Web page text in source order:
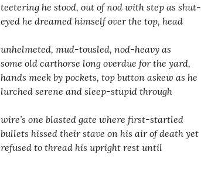
teetering he stood, out of nod with step as shut-
eyed he dreamed himself over the top, head
unhelmeted, mud-tousled, nod-heavy as
some old carthorse long overdue for the yard,
hands meek by pockets, top button askew as he
lurched serene and sleep-stupid through
wire’s one blasted gate where first-startled
bullets hissed their stave on his air of death yet
refused to thread his upright rest until